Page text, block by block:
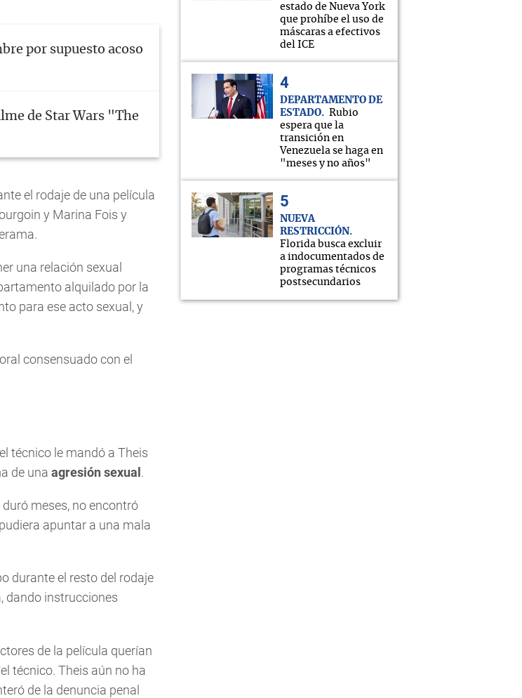
por supuesto acoso
de Star Wars "The
el rodaje de una película
y Marina Fois y
una relación sexual
alquilado por la
para ese acto sexual, y
consensuado con el
técnico le mandó a Theis
de una agresión sexual .
meses, no encontró
apuntar a una mala
durante el resto del rodaje
dando instrucciones
de la película querían
técnico. Theis aún no ha
de la denuncia penal
estado de Nueva York
que prohíbe el uso de
máscaras a efectivos
del ICE
DEPARTAMENTO DE
ESTADO
Rubio
espera que la
transición en
Venezuela se haga en
"meses y no años"
NUEVA
RESTRICCIÓN
Florida busca excluir
a indocumentados de
programas técnicos
postsecundarios